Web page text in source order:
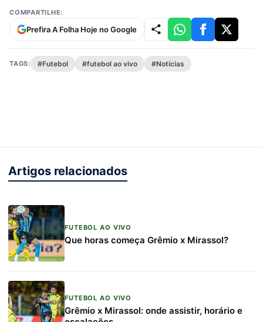
COMPARTILHE:
Prefira A Folha Hoje no Google
TAGS: #Futebol #futebol ao vivo #Notícias
Artigos relacionados
FUTEBOL AO VIVO
Que horas começa Grêmio x Mirassol?
FUTEBOL AO VIVO
Grêmio x Mirassol: onde assistir, horário e